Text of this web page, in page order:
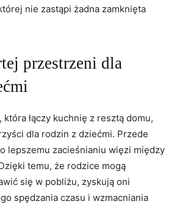
nie zastąpi żadna zamknięta
przestrzeni dla
łączy kuchnię z resztą domu,
dla rodzin z dziećmi. Przede
lepszemu zacieśnianiu więzi między
temu, że rodzice mogą
się w pobliżu, zyskują oni
spędzania czasu i wzmacniania